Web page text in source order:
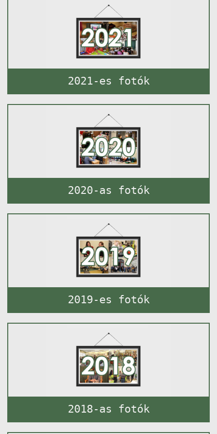
2021-es fotók
2020-as fotók
2019-es fotók
2018-as fotók